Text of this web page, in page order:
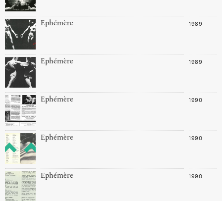
Ephémère 1989
Ephémère 1989
Ephémère 1990
Ephémère 1990
Ephémère 1990